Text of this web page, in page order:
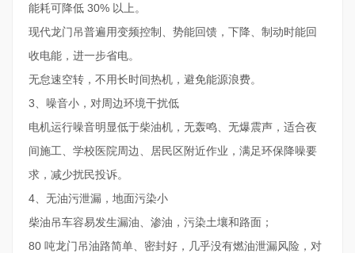
能耗可降低 30% 以上。
现代龙门吊普遍用变频控制、势能回馈，下降、制动时能回
收电能，进一步省电。
无怠速空转，不用长时间热机，避免能源浪费。
3、噪音小，对周边环境干扰低
电机运行噪音明显低于柴油机，无轰鸣、无爆震声，适合夜
间施工、学校医院周边、居民区附近作业，满足环保降噪要
求，减少扰民投诉。
4、无油污泄漏，地面污染小
柴油吊车容易发生漏油、渗油，污染土壤和路面；
80 吨龙门吊油路简单、密封好，几乎没有燃油泄漏风险，对